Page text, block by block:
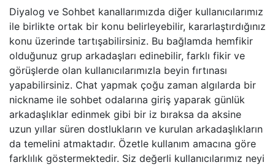
Diyalog ve Sohbet kanallarımızda diğer kullanıcılarımız
ile birlikte ortak bir konu belirleyebilir, kararlaştırdığınız
konu üzerinde tartışabilirsiniz. Bu bağlamda hemfikir
olduğunuz grup arkadaşları edinebilir, farklı fikir ve
görüşlerde olan kullanıcılarımızla beyin fırtınası
yapabilirsiniz. Chat yapmak çoğu zaman algılarda bir
nickname ile sohbet odalarına giriş yaparak günlük
arkadaşlıklar edinmek gibi bir iz bıraksa da aksine
uzun yıllar süren dostlukların ve kurulan arkadaşlıkların
da temelini atmaktadır. Özetle kullanım amacına göre
farklılık göstermektedir. Siz değerli kullanıcılarımız neyi